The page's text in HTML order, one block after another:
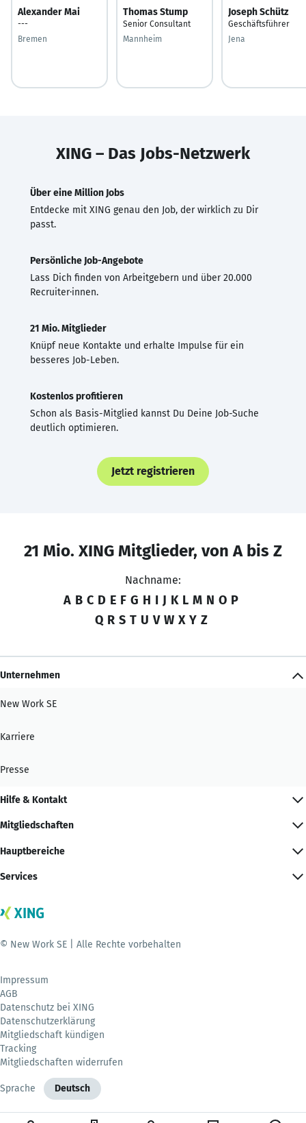
Alexander Mai
---
Bremen
Thomas Stump
Senior Consultant
Mannheim
Joseph Schütz
Geschäftsführer
Jena
XING – Das Jobs-Netzwerk
Über eine Million Jobs
Entdecke mit XING genau den Job, der wirklich zu Dir
passt.
Persönliche Job-Angebote
Lass Dich finden von Arbeitgebern und über 20.000
Recruiter·innen.
21 Mio. Mitglieder
Knüpf neue Kontakte und erhalte Impulse für ein
besseres Job-Leben.
Kostenlos profitieren
Schon als Basis-Mitglied kannst Du Deine Job-Suche
deutlich optimieren.
Jetzt registrieren
21 Mio. XING Mitglieder, von A bis Z
Nachname:
A B C D E F G H I J K L M N O P
Q R S T U V W X Y Z
Unternehmen
New Work SE
Karriere
Presse
Hilfe & Kontakt
Mitgliedschaften
Hauptbereiche
Services
© New Work SE | Alle Rechte vorbehalten
Impressum
AGB
Datenschutz bei XING
Datenschutzerklärung
Mitgliedschaft kündigen
Tracking
Mitgliedschaften widerrufen
Sprache Deutsch